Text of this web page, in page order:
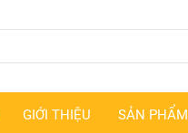
GIỚI THIỆU SẢN PHẨM